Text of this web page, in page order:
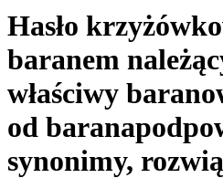
Hasło
baranem
właściwy
od barana
synonimy,